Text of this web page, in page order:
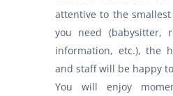
attentive to the
you need (babysitter,
information, etc.), the
and staff will be happy
You will enjoy